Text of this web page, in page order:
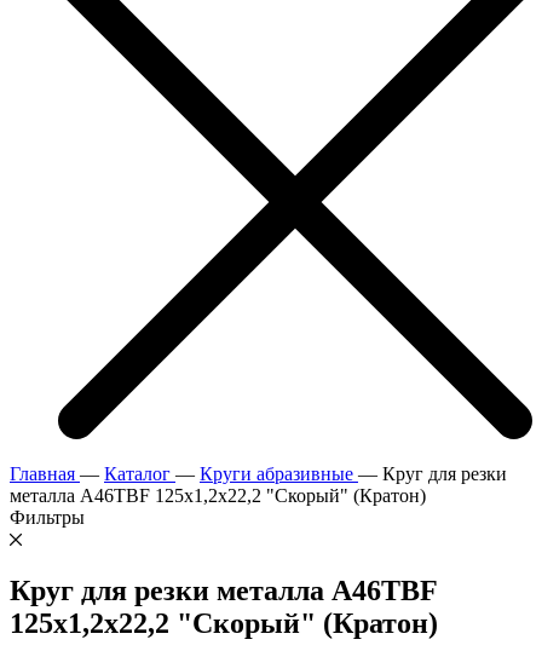
Главная — Каталог — Круги абразивные — Круг для резки
металла A46TBF 125х1,2х22,2 "Скорый" (Кратон)
Фильтры
Круг для резки металла A46TBF
125х1,2х22,2 "Скорый" (Кратон)